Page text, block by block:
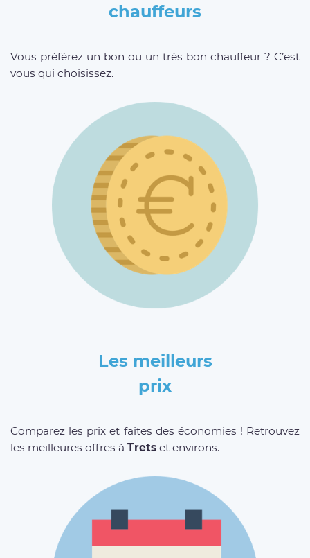
chauffeurs
Vous préférez un bon ou un très bon chauffeur ? C’est
vous qui choisissez.
Les meilleurs
prix
Comparez les prix et faites des économies ! Retrouvez
les meilleures offres à Trets et environs.